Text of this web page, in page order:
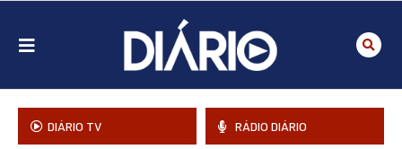
DIÁRIO TV RÁDIO DIÁRIO